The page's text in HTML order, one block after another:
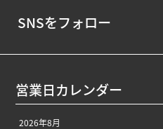
SNSをフォロー
営業日カレンダー
2026年8月